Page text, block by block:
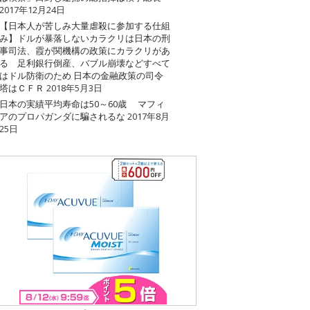
2017年12月24日
【日本人が苦しみ大量虐殺に参加する仕組
み】ドルが暴落しないカラクリは日本の刑
事司法、霞が関機構の政策にカラクリがあ
る 足利銀行倒産、バブル崩壊などすべて
はドル防衛のため 日本の金融政策の司令
塔はＣＦＲ 2018年5月3日
日本の実績平均寿命は50～60歳 マフィ
アのプロパガンダに騙されるな 2017年8月
25日